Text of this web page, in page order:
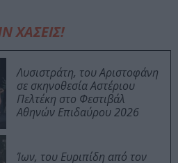
ΧΑΣΕΙΣ!
Λυσιστράτη, του Αριστοφάνη
σε σκηνοθεσία Αστέριου
Πελτέκη στο Φεστιβάλ
Αθηνών Επιδαύρου 2026
Ίων, του Ευριπίδη από τον